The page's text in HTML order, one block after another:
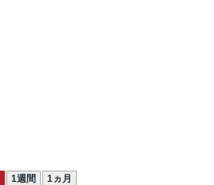
1週間 1ヵ月